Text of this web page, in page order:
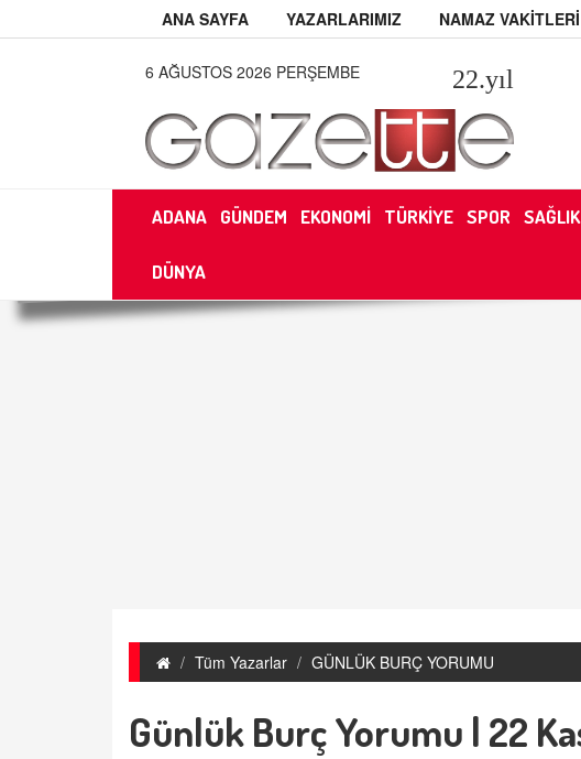
ANA SAYFA YAZARLARIMIZ NAMAZ VAKİTLERİ
6 AĞUSTOS 2026 PERŞEMBE 22.yıl
ADANA GÜNDEM EKONOMİ TÜRKİYE SPOR SAĞLIK
DÜNYA
Tüm Yazarlar GÜNLÜK BURÇ YORUMU
Günlük Burç Yorumu | 22